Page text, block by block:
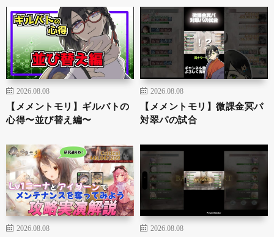
2026.08.08
【メメントモリ】ギルバトの
心得〜並び替え編〜
2026.08.08
【メメントモリ】微課金冥パ
対翠パの試合
2026.08.08 2026.08.08